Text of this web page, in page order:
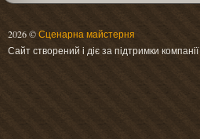
2026 ©Сценарна майстерня
Сайт створений і діє за підтримки компанії